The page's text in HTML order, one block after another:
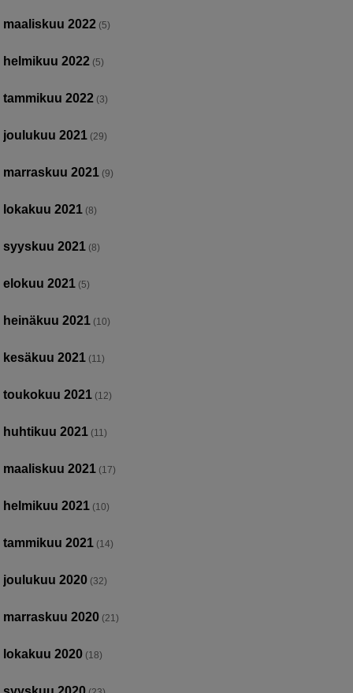
maaliskuu 2022 (5)
helmikuu 2022 (5)
tammikuu 2022 (3)
joulukuu 2021 (29)
marraskuu 2021 (9)
lokakuu 2021 (8)
syyskuu 2021 (8)
elokuu 2021 (5)
heinäkuu 2021 (10)
kesäkuu 2021 (11)
toukokuu 2021 (12)
huhtikuu 2021 (11)
maaliskuu 2021 (17)
helmikuu 2021 (10)
tammikuu 2021 (14)
joulukuu 2020 (32)
marraskuu 2020 (21)
lokakuu 2020 (18)